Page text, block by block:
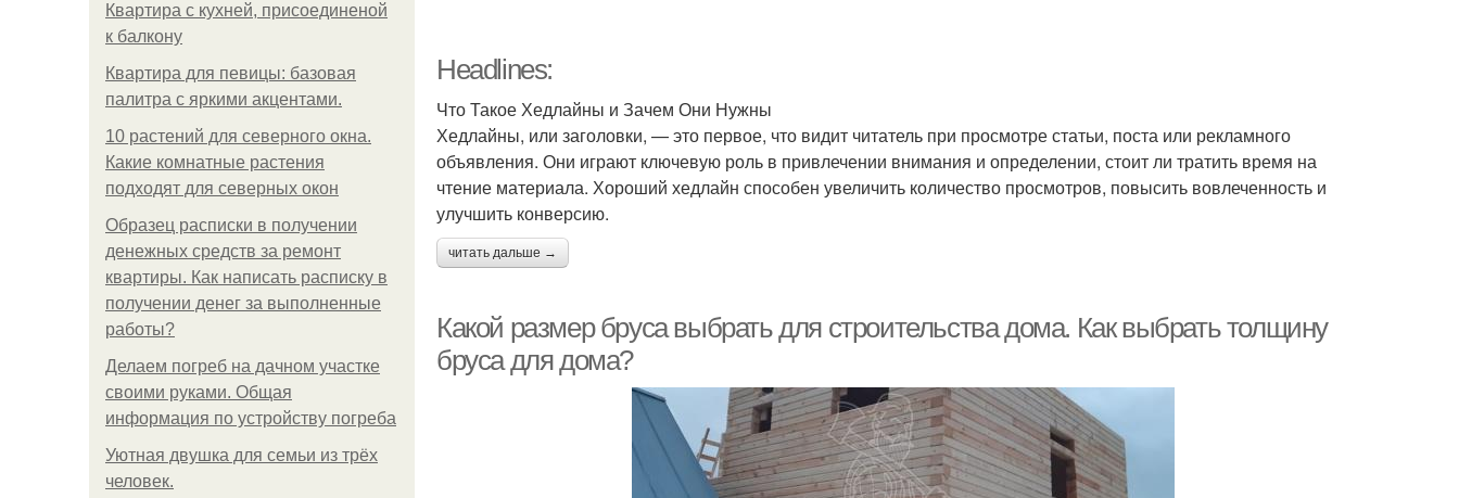
Квартира с кухней, присоединеной
к балкону
Квартира для певицы: базовая
палитра с яркими акцентами.
10 растений для северного окна.
Какие комнатные растения
подходят для северных окон
Образец расписки в получении
денежных средств за ремонт
квартиры. Как написать расписку в
получении денег за выполненные
работы?
Делаем погреб на дачном участке
своими руками. Общая
информация по устройству погреба
Уютная двушка для семьи из трёх
человек.
Headlines:
Что Такое Хедлайны и Зачем Они Нужны
Хедлайны, или заголовки, — это первое, что видит читатель при просмотре статьи, поста или рекламного
объявления. Они играют ключевую роль в привлечении внимания и определении, стоит ли тратить время на
чтение материала. Хороший хедлайн способен увеличить количество просмотров, повысить вовлеченность и
улучшить конверсию.
читать дальше →
Какой размер бруса выбрать для строительства дома. Как выбрать толщину
бруса для дома?